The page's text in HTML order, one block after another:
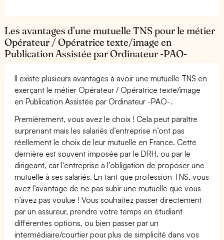
Les avantages d’une mutuelle TNS pour le métier
Opérateur / Opératrice texte/image en
Publication Assistée par Ordinateur -PAO-
Il existe plusieurs avantages à avoir une mutuelle TNS en
exerçant le métier Opérateur / Opératrice texte/image
en Publication Assistée par Ordinateur -PAO-.
Premièrement, vous avez le choix ! Cela peut paraître
surprenant mais les salariés d’entreprise n’ont pas
réellement le choix de leur mutuelle en France. Cette
dernière est souvent imposée par le DRH, ou par le
dirigeant, car l'entreprise a l’obligation de proposer une
mutuelle à ses salariés. En tant que profession TNS, vous
avez l’avantage de ne pas subir une mutuelle que vous
n’avez pas voulue ! Vous souhaitez passer directement
par un assureur, prendre votre temps en étudiant
différentes options, ou bien passer par un
intermédiaire/courtier pour plus de simplicité dans vos